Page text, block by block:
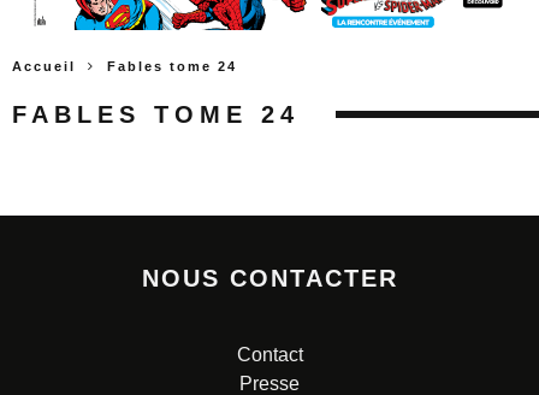
Accueil Fables tome 24
FABLES TOME 24
NOUS CONTACTER
Contact
Presse